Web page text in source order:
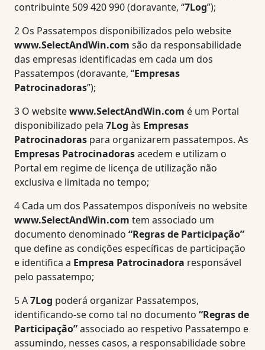
contribuinte 509 420 990 (doravante, “7Log”);
2 Os Passatempos disponibilizados pelo website
www.SelectAndWin.com são da responsabilidade
das empresas identificadas em cada um dos
Passatempos (doravante, “Empresas
Patrocinadoras”);
3 O websitewww.SelectAndWin.com é um Portal
disponibilizado pela 7Log às Empresas
Patrocinadoras para organizarem passatempos. As
Empresas Patrocinadorasacedem e utilizam o
Portal em regime de licença de utilização não
exclusiva e limitada no tempo;
4 Cada um dos Passatempos disponíveis no website
www.SelectAndWin.com tem associado um
documento denominado “Regras de Participação”
que define as condições específicas de participação
e identifica a Empresa Patrocinadora responsável
pelo passatempo;
5A7Log poderá organizar Passatempos,
identificando-se como tal no documento “Regras de
Participação”associado ao respetivo Passatempo e
assumindo, nesses casos, a responsabilidade sobre